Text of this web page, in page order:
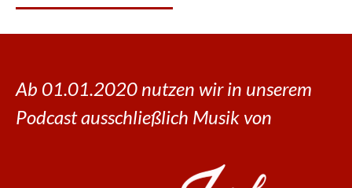
Ab 01.01.2020 nutzen wir in unserem
Podcast ausschließlich Musik von